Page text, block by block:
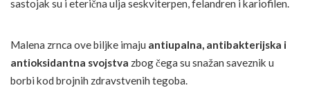
sastojak su i eterična ulja seskviterpen, felandren i kariofilen.
Malena zrnca ove biljke imaju antiupalna, antibakterijska i
antioksidantna svojstva zbog čega su snažan saveznik u
borbi kod brojnih zdravstvenih tegoba.